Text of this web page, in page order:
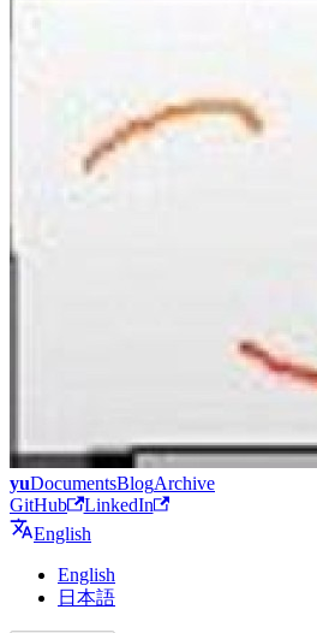
yuDocumentsBlogArchive
GitHub
LinkedIn
English
English
日本語